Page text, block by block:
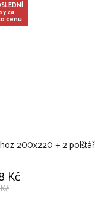
za
cenu
200x220 + 2
Kč